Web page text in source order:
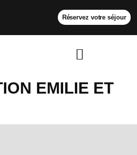
Réservez votre séjour
EMILIE ET